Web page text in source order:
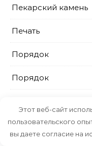
Пекарский камень
Печать
Порядок
Порядок
ПрестижСервис
Этот веб-сайт
пользовательского
вы даете согласие на